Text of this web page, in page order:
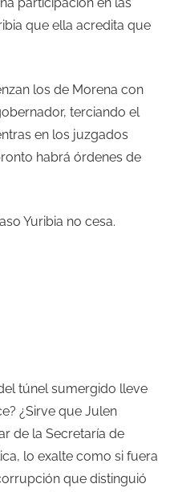
que ella acredita que
los de Morena con
terciando el
en los juzgados
habrá órdenes de
Yuribia no cesa.
túnel sumergido lleve
¿Sirve que Julen
de la Secretaría de
lo exalte como si fuera
que distinguió